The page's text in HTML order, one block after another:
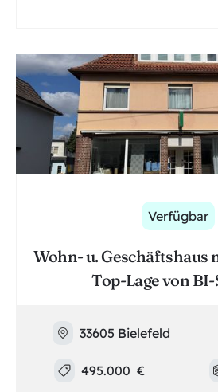
Verfügbar
Wohn- u. Geschäftshaus
Top-Lage von
33605 Bielefeld
495.000 €